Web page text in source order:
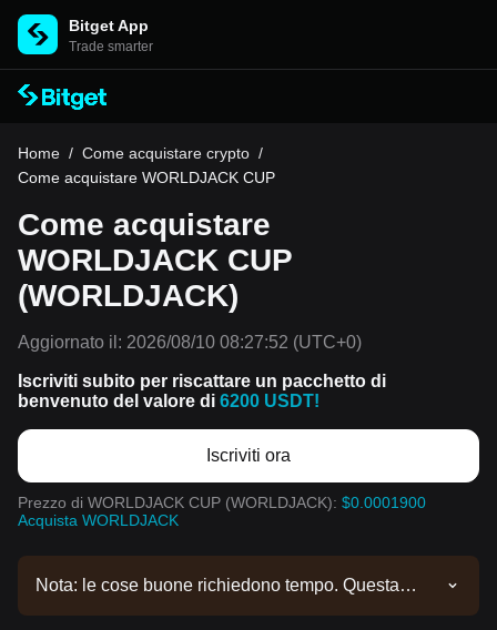
Bitget App
Trade smarter
Home / Come acquistare crypto /
Come acquistare WORLDJACK CUP
Come acquistare
WORLDJACK CUP
(WORLDJACK)
Aggiornato il: 2026/08/10 08:27:52 (UTC+0)
Iscriviti subito per riscattare un pacchetto di
benvenuto del valore di 6200 USDT!
Iscriviti ora
Prezzo di WORLDJACK CUP (WORLDJACK): $0.0001900
Acquista WORLDJACK
Nota: le cose buone richiedono tempo. Questa